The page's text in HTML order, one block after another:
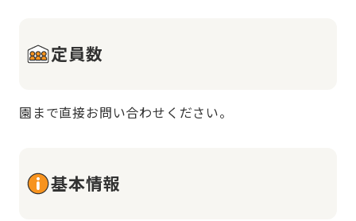
定員数
園まで直接お問い合わせください。
基本情報